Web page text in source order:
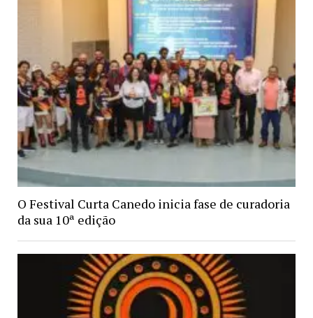
O Festival Curta Canedo inicia fase de curadoria
da sua 10ª edição